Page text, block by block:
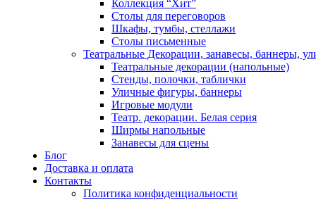
Коллекция “Хит”
Столы для переговоров
Шкафы, тумбы, стеллажи
Столы письменные
Театральные Декорации, занавесы, баннеры,
Театральные декорации (напольные)
Стенды, полочки, таблички
Уличные фигуры, баннеры
Игровые модули
Театр. декорации. Белая серия
Ширмы напольные
Занавесы для сцены
Блог
Доставка и оплата
Контакты
Политика конфиденциальности